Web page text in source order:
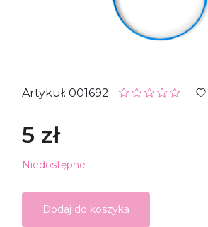
Artykuł: 001692
5 zł
Niedostępne
Dodaj do koszyka